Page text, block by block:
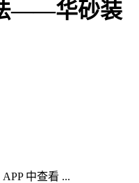
——华砂装
中查看 ...